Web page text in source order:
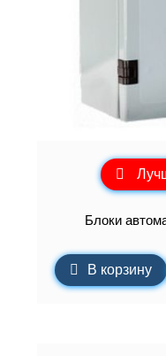
Блоки
В корзину